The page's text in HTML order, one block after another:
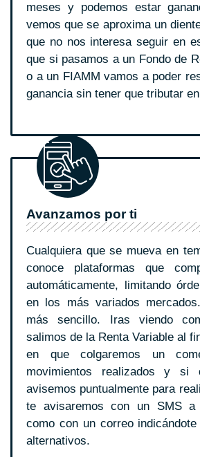
meses y podemos estar
vemos que se aproxima un
que no nos interesa seguir en
que si pasamos a un Fondo de
o a un FIAMM vamos a poder
ganancia sin tener que tributar
Avanzamos por ti
Cualquiera que se mueva en
conoce plataformas que
automáticamente, limitando
en los más variados
más sencillo. Iras viendo
salimos de la Renta Variable al
en que colgaremos un
movimientos realizados y si
avisemos puntualmente para
te avisaremos con un SMS
como con un correo
alternativos.